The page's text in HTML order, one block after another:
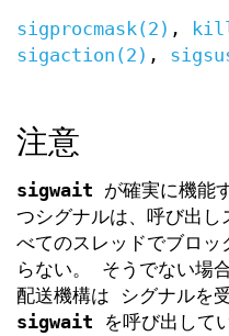
sigprocmask(2) ,
sigaction(2) ,
注意
sigwait が確実に機能
つシグナルは、呼び出
べてのスレッドでブロッ
らない。 そうでない場
配送機構は シグナルを
sigwait を呼び出して